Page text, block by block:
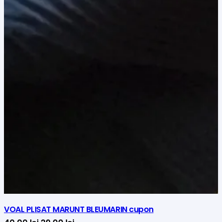
VOAL PLISAT MARUNT BLEUMARIN cupon